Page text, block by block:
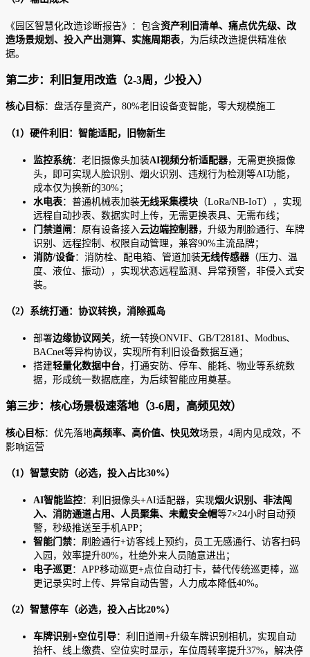
《园区智慧化改造诊断报告》：包含资产利旧清单、痛点优先级、改
造场景规划、投入产出测算、实施周期表，为后续改造提供精准依
据。
第二步：利旧复用改造（2-3周，少投入）
核心目标：盘活存量资产，80%老旧设备变智能，零大规模施工
（1）硬件利旧：智能适配，旧物新生
监控系统：老旧摄像头加装AI视频分析适配器，无需更换摄像
头，即可实现人脸识别、烟火识别、违规行为检测等AI功能，
成本仅为换新的30%；
水电表：普通机械表加装无线采集模块 （LoRa/NB-IoT），实现
远程自动抄表、数据实时上传，无需更换表具、无需布线；
门禁道闸 ：原有设备接入云边端控制器，升级为刷脸通行、车牌
识别、远程控制、权限自动管理，兼容90%主流品牌；
消防/设备：消防栓、配电箱、管道加装无线传感器（压力、温
度、液位、振动），实现状态远程监测、异常预警，非侵入式安
装。
（2）系统打通：协议转换，消除孤岛
部署边缘协议网关，统一转换ONVIF、GB/T28181、Modbus、
BACnet等异构协议，实现所有利旧设备数据互通；
搭建轻量化数据中台，打通安防、停车、能耗、物业等系统数
据，形成统一数据底座，为后续智能应用奠基。
第三步：核心场景极速落地（3-6周，高频见效）
核心目标：优先落地高频率、高价值、快见效场景，4周内见成效，不
影响运营
（1）智慧安防（必选，投入占比30%）
AI智能监控：利旧摄像头+AI适配器，实现烟火识别、非法闯
入、消防通道占用、人员聚集、未戴安全帽等7×24小时自动预
警，秒级推送至手机APP；
智能门禁：刷脸通行+访客线上预约，员工无感通行、访客扫码
入园，效率提升80%，杜绝外来人员随意进出；
电子巡更：APP移动巡更+点位自动打卡，替代传统巡更棒，巡
更记录实时上传、异常自动告警，人力成本降低40%。
（2）智慧停车（必选，投入占比20%）
车牌识别+空位引导：利旧道闸+升级车牌识别相机，实现自动
抬杆、线上缴费、空位实时显示，车位周转率提升37%，解决停